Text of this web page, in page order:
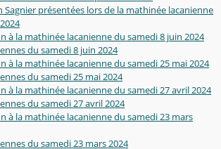
Sagnier présentées lors de la mathinée lacanienne
à la mathinée lacanienne du samedi 8 juin 2024
du samedi 8 juin 2024
à la mathinée lacanienne du samedi 25 mai 2024
du samedi 25 mai 2024
à la mathinée lacanienne du samedi 27 avril 2024
du samedi 27 avril 2024
à la mathinée lacanienne du samedi 23 mars
du samedi 23 mars 2024